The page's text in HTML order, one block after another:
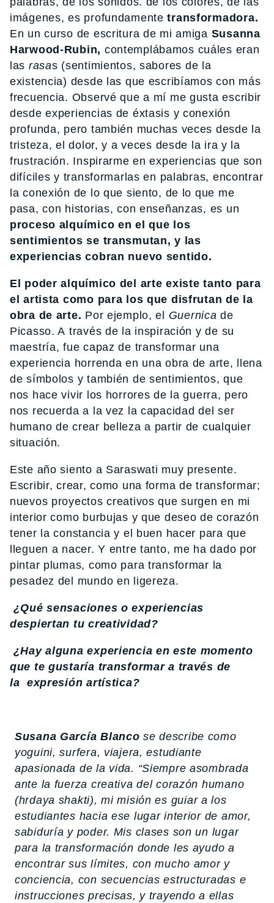
imágenes, es profundamentetransformadora.
En un curso de escritura de mi amiga Susanna
Harwood-Rubin, contemplábamos cuáles eran
las rasas (sentimientos, sabores de la
existencia) desde las que escribíamos con más
frecuencia. Observé que a mí me gusta escribir
desde experiencias de éxtasis y conexión
profunda, pero también muchas veces desde la
tristeza, el dolor, y a veces desde la ira y la
frustración. Inspirarme en experiencias que son
difíciles y transformarlas en palabras, encontrar
la conexión de lo que siento, de lo que me
pasa, con historias, con enseñanzas, es un
proceso alquímico en el que los
sentimientos se transmutan, y las
experiencias cobran nuevo sentido.
El poder alquímico del arte existe tanto para
el artista como para los que disfrutan de la
obra de arte. Por ejemplo, el Guernica de
Picasso. A través de la inspiración y de su
maestría, fue capaz de transformar una
experiencia horrenda en una obra de arte, llena
de símbolos y también de sentimientos, que
nos hace vivir los horrores de la guerra, pero
nos recuerda a la vez la capacidad del ser
humano de crear belleza a partir de cualquier
situación.
Este año siento a Saraswati muy presente.
Escribir, crear, como una forma de transformar;
nuevos proyectos creativos que surgen en mi
interior como burbujas y que deseo de corazón
tener la constancia y el buen hacer para que
lleguen a nacer. Y entre tanto, me ha dado por
pintar plumas, como para transformar la
pesadez del mundo en ligereza.
¿Qué sensaciones o experiencias
despiertan tu creatividad?
¿Hay alguna experiencia en este momento
que te gustaría transformar a través de
la expresión artística?
Susana García Blancose describe como
yoguini, surfera, viajera, estudiante
apasionada de la vida. “Siempre asombrada
ante la fuerza creativa del corazón humano
(hrdaya shakti), mi misión es guiar a los
estudiantes hacia ese lugar interior de amor,
sabiduría y poder. Mis clases son un lugar
para la transformación donde les ayudo a
encontrar sus límites, con mucho amor y
conciencia, con secuencias estructuradas e
instrucciones precisas, y trayendo a ellas